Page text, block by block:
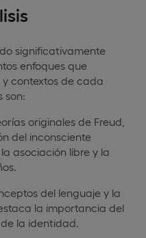
significativamente
enfoques que
contextos de cada
son:
originales de Freud,
del inconsciente
asociación libre y la
del lenguaje y la
la importancia del
la identidad.